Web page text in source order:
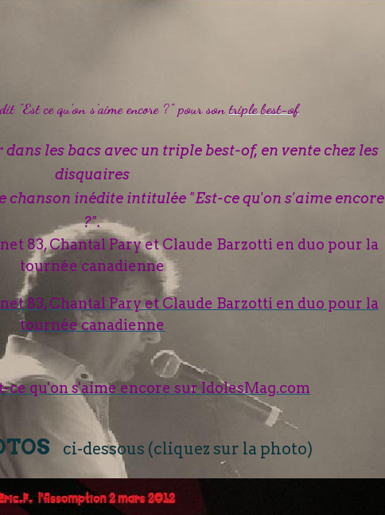
"Est ce qu'on s'aime encore ?" pour sontriple best-of
les bacs avec un triple best-of, en vente chez les
disquaires
chanson inédite intitulée "Est-ce qu'on s'aime encore
?".
ce qu'on s'aime encore sur IdolesMag.com
ci-dessous (cliquez sur la photo)